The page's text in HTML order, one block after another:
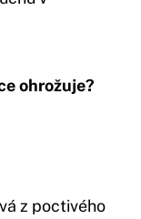
ohrožuje?
z poctivého